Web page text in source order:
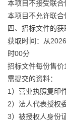
本项目不接受联合
本项目不允许联合
四、招标文件的获
获取时间：从
时00分
招标文件每份售价
需提交的资料：
1）营业执照复印
2）法人代表授权
3）被授权人身份证